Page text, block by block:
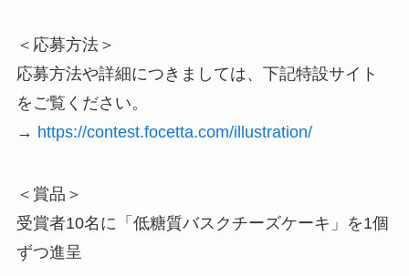
＜応募方法＞
応募方法や詳細につきましては、下記特設サイト
をご覧ください。
→ https://contest.focetta.com/illustration/
＜賞品＞
受賞者10名に「低糖質バスクチーズケーキ」を1個
ずつ進呈